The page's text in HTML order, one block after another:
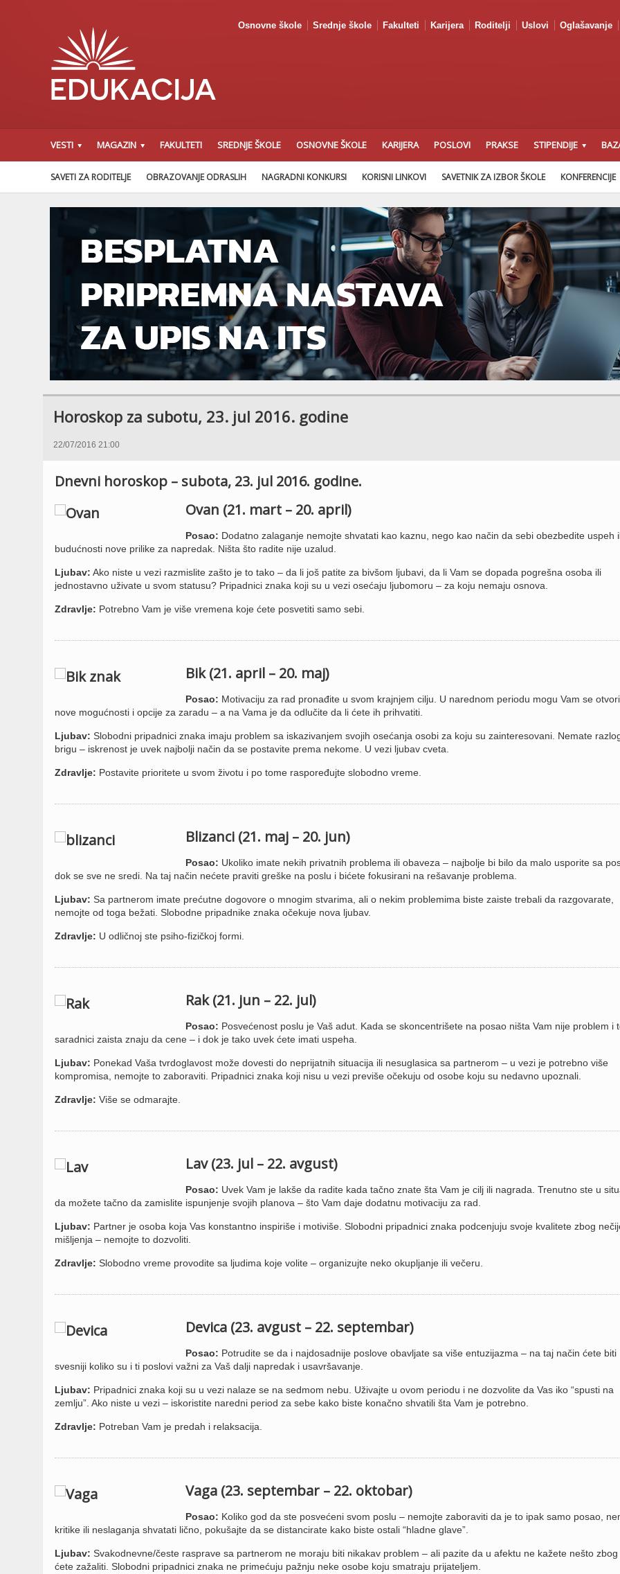
Osnovne škole Srednje škole Fakulteti Karijera Roditelji Uslovi Oglašavanje
VESTI MAGAZIN FAKULTETI SREDNJE ŠKOLE OSNOVNE ŠKOLE KARIJERA POSLOVI PRAKSE STIPENDIJE
SAVETI ZA RODITELJE OBRAZOVANJE ODRASLIH NAGRADNI KONKURSI KORISNI LINKOVI SAVETNIK ZA IZBOR ŠKOLE KONFERENCIJE
Horoskop za subotu, 23. jul 2016. godine
22/07/2016 21:00
Dnevni horoskop – subota, 23. jul 2016. godine.
Ovan (21. mart – 20. april)
Posao: Dodatno zalaganje nemojte shvatati kao kaznu, nego kao način da sebi obezbedite uspeh
budućnosti nove prilike za napredak. Ništa što radite nije uzalud.
Ljubav: Ako niste u vezi razmislite zašto je to tako – da li još patite za bivšom ljubavi, da li Vam se dopada pogrešna osoba ili
jednostavno uživate u svom statusu? Pripadnici znaka koji su u vezi osećaju ljubomoru – za koju nemaju osnova.
Zdravlje: Potrebno Vam je više vremena koje ćete posvetiti samo sebi.
Bik (21. april – 20. maj)
Posao: Motivaciju za rad pronađite u svom krajnjem cilju. U narednom periodu mogu Vam se
nove mogućnosti i opcije za zaradu – a na Vama je da odlučite da li ćete ih prihvatiti.
Ljubav: Slobodni pripadnici znaka imaju problem sa iskazivanjem svojih osećanja osobi za koju su zainteresovani. Nemate
brigu – iskrenost je uvek najbolji način da se postavite prema nekome. U vezi ljubav cveta.
Zdravlje: Postavite prioritete u svom životu i po tome raspoređujte slobodno vreme.
Blizanci (21. maj – 20. jun)
Posao: Ukoliko imate nekih privatnih problema ili obaveza – najbolje bi bilo da malo usporite sa
dok se sve ne sredi. Na taj način nećete praviti greške na poslu i bićete fokusirani na rešavanje problema.
Ljubav: Sa partnerom imate prećutne dogovore o mnogim stvarima, ali o nekim problemima biste zaiste trebali da razgovarate,
nemojte od toga bežati. Slobodne pripadnike znaka očekuje nova ljubav.
Zdravlje: U odličnoj ste psiho-fizičkoj formi.
Rak (21. jun – 22. jul)
Posao: Posvećenost poslu je Vaš adut. Kada se skoncentrišete na posao ništa Vam nije problem i
saradnici zaista znaju da cene – i dok je tako uvek ćete imati uspeha.
Ljubav: Ponekad Vaša tvrdoglavost može dovesti do neprijatnih situacija ili nesuglasica sa partnerom – u vezi je potrebno više
kompromisa, nemojte to zaboraviti. Pripadnici znaka koji nisu u vezi previše očekuju od osobe koju su nedavno upoznali.
Zdravlje: Više se odmarajte.
Lav (23. jul – 22. avgust)
Posao: Uvek Vam je lakše da radite kada tačno znate šta Vam je cilj ili nagrada. Trenutno ste u
da možete tačno da zamislite ispunjenje svojih planova – što Vam daje dodatnu motivaciju za rad.
Ljubav: Partner je osoba koja Vas konstantno inspiriše i motiviše. Slobodni pripadnici znaka podcenjuju svoje kvalitete zbog
mišljenja – nemojte to dozvoliti.
Zdravlje: Slobodno vreme provodite sa ljudima koje volite – organizujte neko okupljanje ili večeru.
Devica (23. avgust – 22. septembar)
Posao: Potrudite se da i najdosadnije poslove obavljate sa više entuzijazma – na taj način ćete biti
svesniji koliko su i ti poslovi važni za Vaš dalji napredak i usavršavanje.
Ljubav: Pripadnici znaka koji su u vezi nalaze se na sedmom nebu. Uživajte u ovom periodu i ne dozvolite da Vas iko “spusti na
zemlju”. Ako niste u vezi – iskoristite naredni period za sebe kako biste konačno shvatili šta Vam je potrebno.
Zdravlje: Potreban Vam je predah i relaksacija.
Vaga (23. septembar – 22. oktobar)
Posao: Koliko god da ste posvećeni svom poslu – nemojte zaboraviti da je to ipak samo posao,
kritike ili neslaganja shvatati lično, pokušajte da se distancirate kako biste ostali “hladne glave”.
Ljubav: Svakodnevne/česte rasprave sa partnerom ne moraju biti nikakav problem – ali pazite da u afektu ne kažete nešto zbog
ćete zažaliti. Slobodni pripadnici znaka ne primećuju pažnju neke osobe koju smatraju prijateljem.